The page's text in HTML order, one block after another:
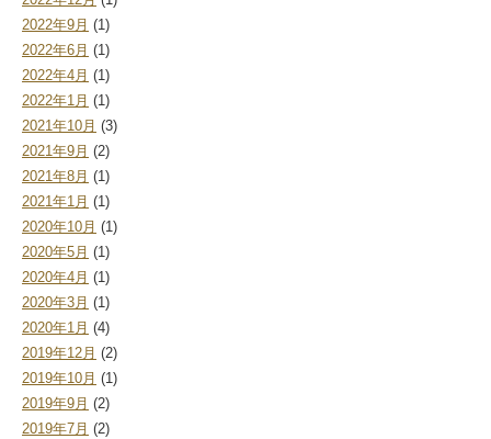
2022年9月 (1)
2022年6月 (1)
2022年4月 (1)
2022年1月 (1)
2021年10月 (3)
2021年9月 (2)
2021年8月 (1)
2021年1月 (1)
2020年10月 (1)
2020年5月 (1)
2020年4月 (1)
2020年3月 (1)
2020年1月 (4)
2019年12月 (2)
2019年10月 (1)
2019年9月 (2)
2019年7月 (2)